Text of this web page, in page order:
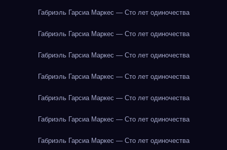
Габриэль Гарсиа Маркес — Сто лет одиночества
Габриэль Гарсиа Маркес — Сто лет одиночества
Габриэль Гарсиа Маркес — Сто лет одиночества
Габриэль Гарсиа Маркес — Сто лет одиночества
Габриэль Гарсиа Маркес — Сто лет одиночества
Габриэль Гарсиа Маркес — Сто лет одиночества
Габриэль Гарсиа Маркес — Сто лет одиночества